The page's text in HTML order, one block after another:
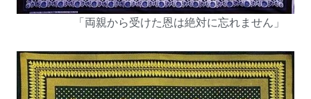
「両親から受けた恩は絶対に忘れません」